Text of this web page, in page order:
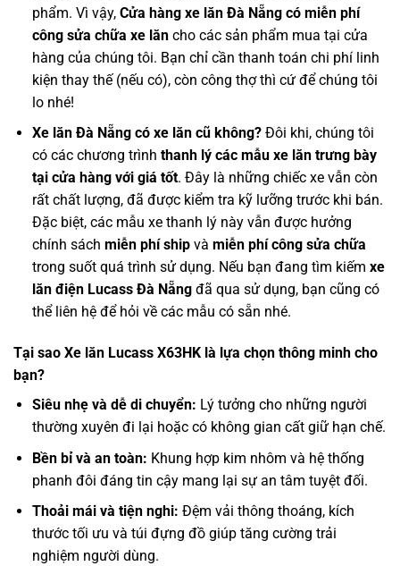
phẩm. Vì vậy, Cửa hàng xe lăn Đà Nẵng có miễn phí
công sửa chữa xe lăncho các sản phẩm mua tại cửa
hàng của chúng tôi. Bạn chỉ cần thanh toán chi phí linh
kiện thay thế (nếu có), còn công thợ thì cứ để chúng tôi
lo nhé!
Xe lăn Đà Nẵng có xe lăn cũ không?Đôi khi, chúng tôi
có các chương trình thanh lý các mẫu xe lăn trưng bày
tại cửa hàng với giá tốt. Đây là những chiếc xe vẫn còn
rất chất lượng, đã được kiểm tra kỹ lưỡng trước khi bán.
Đặc biệt, các mẫu xe thanh lý này vẫn được hưởng
chính sách miễn phí shipvà miễn phí công sửa chữa
trong suốt quá trình sử dụng. Nếu bạn đang tìm kiếm xe
lăn điện Lucass Đà Nẵngđã qua sử dụng, bạn cũng có
thể liên hệ để hỏi về các mẫu có sẵn nhé.
Tại sao Xe lăn Lucass X63HK là lựa chọn thông minh cho
bạn?
Siêu nhẹ và dễ di chuyển: Lý tưởng cho những người
thường xuyên đi lại hoặc có không gian cất giữ hạn chế.
Bền bỉ và an toàn: Khung hợp kim nhôm và hệ thống
phanh đôi đáng tin cậy mang lại sự an tâm tuyệt đối.
Thoải mái và tiện nghi: Đệm vải thông thoáng, kích
thước tối ưu và túi đựng đồ giúp tăng cường trải
nghiệm người dùng.